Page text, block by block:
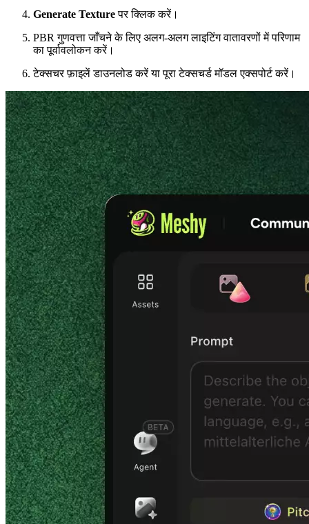
Generate Textureपर क्लिक करें।
PBR गुणवत्ता जाँचने के लिए अलग-अलग लाइटिंग वातावरणों में परिणाम
का पूर्वावलोकन करें।
टेक्सचर फ़ाइलें डाउनलोड करें या पूरा टेक्सचर्ड मॉडल एक्सपोर्ट करें।